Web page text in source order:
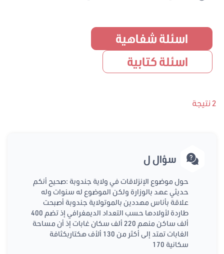
اسئلة شفاهية
اسئلة كتابية
2 نتيجة
سؤال ل
حول موضوع الإنزلاقات في ولاية جندوبة :صحيح أنكم
حديثي عهد بالوزارة ولكن الموضوع له سنوات وله
علاقة بأناس مهددين بالموتولاية جندوبة أصبحت
طاردة لأولادها حسب التعداد الديمغرافي إذ تضم 400
ألف ساكن منهم 220 ألف سكان غابات إذ أن مساحة
الغابات تمتد إلى أكثر من 130 ألأف هكتاربكثافة
سكانية 170